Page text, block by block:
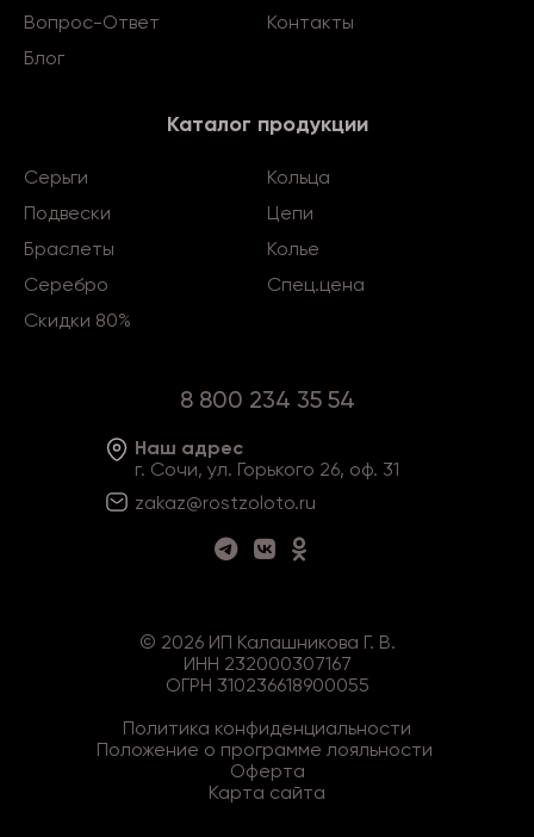
Вопрос-Ответ
Контакты
Блог
Каталог продукции
Серьги
Кольца
Подвески
Цепи
Браслеты
Колье
Серебро
Спец.цена
Скидки 80%
8 800 234 35 54
Наш адрес
г. Сочи, ул. Горького 26, оф. 31
zakaz@rostzoloto.ru
© 2026ИП Калашникова Г. В.
ИНН 232000307167
ОГРН 310236618900055
Политика конфиденциальности
Положение о программе лояльности
Оферта
Карта сайта